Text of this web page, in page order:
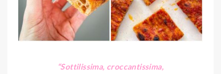
“Sottilissima, croccantissima,